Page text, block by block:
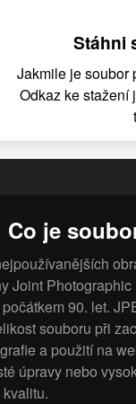
Stáhni
Jakmile je soubor
Odkaz ke stažení
Co je
Joint
90. let.
souboru při
a použití na
úpravy nebo